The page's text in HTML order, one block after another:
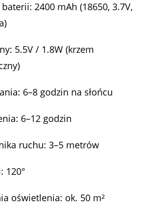
2400 mAh (18650, 3.7V,
5.5V / 1.8W (krzem
6–8 godzin na słońcu
6–12 godzin
ruchu: 3–5 metrów
120°
oświetlenia: ok. 50 m²